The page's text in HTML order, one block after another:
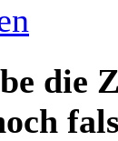
die